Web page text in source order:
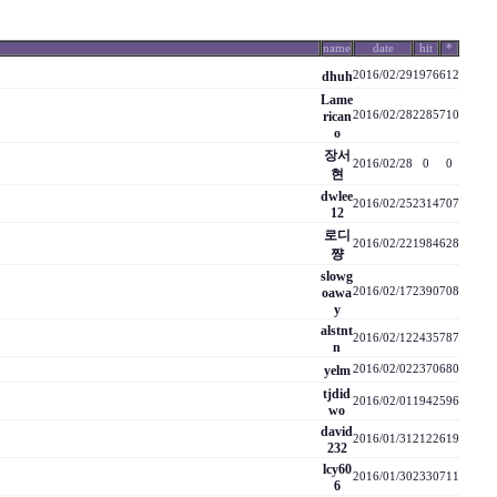
name date hit *
dhuh2016/02/291976612
Lame
rican
o
2016/02/282285710
장서
현
2016/02/28 0 0
dwlee
12
2016/02/252314707
로디
쨩
2016/02/221984628
slowg
oawa
y
2016/02/172390708
alstnt
n
2016/02/122435787
yelm 2016/02/022370680
tjdid
wo
2016/02/01 1942596
david
232
2016/01/31 2122619
lcy60
6
2016/01/302330711